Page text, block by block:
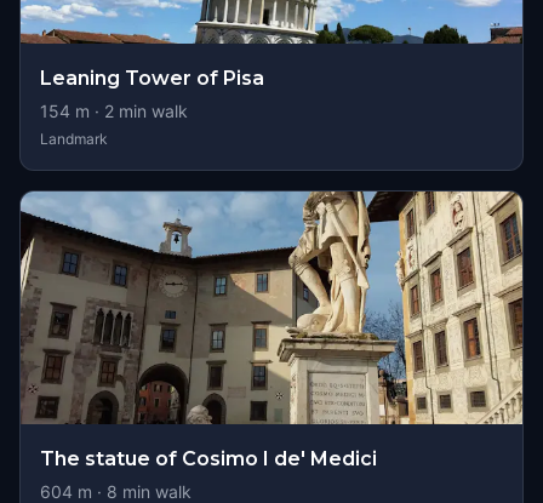
Leaning Tower of Pisa
154 m · 2 min walk
Landmark
The statue of Cosimo I de' Medici
604 m · 8 min walk